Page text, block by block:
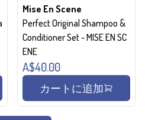
Mise En Scene
Perfect Original Shampoo &
Conditioner Set - MISE EN SC
ENE
A$40.00
カートに追加